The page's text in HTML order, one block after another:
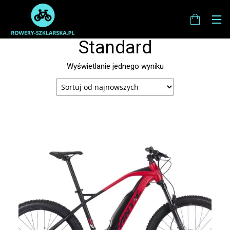
Standard
Wyświetlanie jednego wyniku